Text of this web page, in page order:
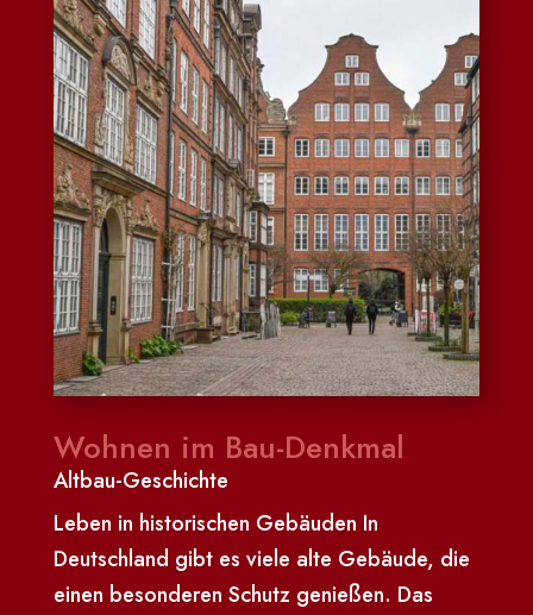
Wohnen im Bau-Denkmal
Altbau-Geschichte
Leben in historischen Gebäuden In
Deutschland gibt es viele alte Gebäude, die
einen besonderen Schutz genießen. Das